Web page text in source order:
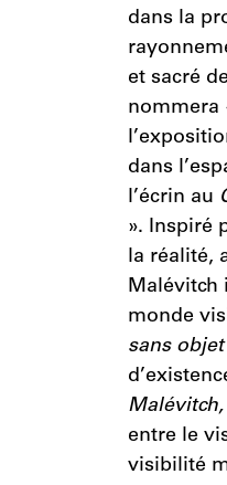
dans la
et sacré
nommera
dans
l’écrin au
». Inspiré
la réalité,
Malévitch
monde
sans
entre le
visibilité